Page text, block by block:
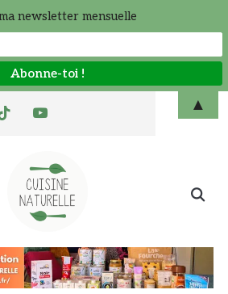
youtube
Search
newsletter mensuelle
▲